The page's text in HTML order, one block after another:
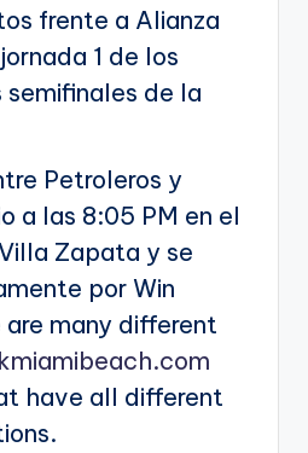
frente a Alianza
1 de los
semifinales de la
Petroleros y
a las 8:05 PM en el
Zapata y se
por Win
are many different
have all different